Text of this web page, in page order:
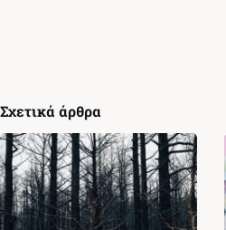
Σχετικά άρθρα